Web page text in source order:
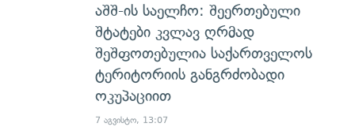
აშშ-ის საელჩო: შეერთებული
შტატები კვლავ ღრმად
შეშფოთებულია საქართველოს
ტერიტორიის განგრძობადი
ოკუპაციით
7 აგვისტო, 13:07